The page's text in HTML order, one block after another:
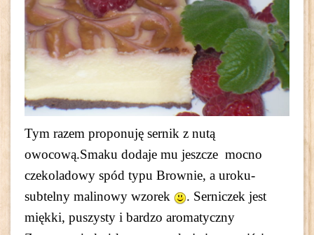
Tym razem proponuję sernik z nutą
owocową.Smaku dodaje mu jeszcze mocno
czekoladowy spód typu Brownie, a uroku-
subtelny malinowy wzorek
. Serniczek jest
miękki, puszysty i bardzo aromatyczny